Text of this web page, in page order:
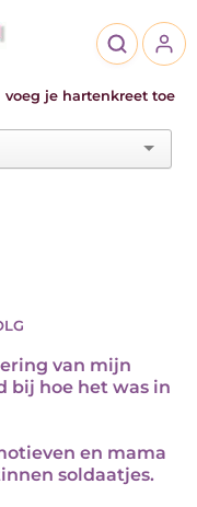
voeg je hartenkreet toe
van mijn
bij hoe het was in
en mama
soldaatjes.